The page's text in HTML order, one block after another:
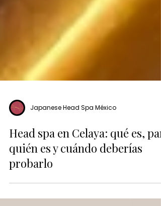
Japanese Head Spa México
Head spa en Celaya: qué es,
quién es y cuándo deberías
probarlo